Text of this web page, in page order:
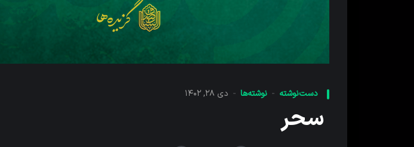
دست‌نوشته نوشته‌ها دی ۲۸, ۱۴۰۲
سحر